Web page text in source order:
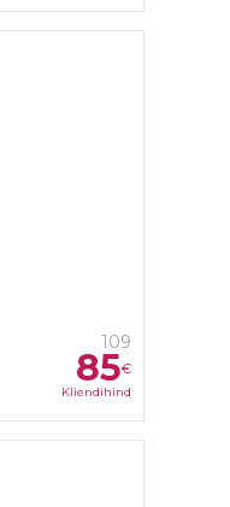
109
85€
Kliendihind